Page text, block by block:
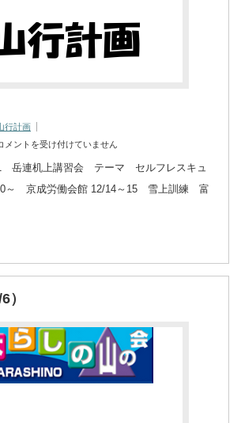
行計画
メントを受け付けていません
岳連机上講習会 テーマ セルフレスキュ
京成労働会館 12/14～15 雪上訓練 富
）